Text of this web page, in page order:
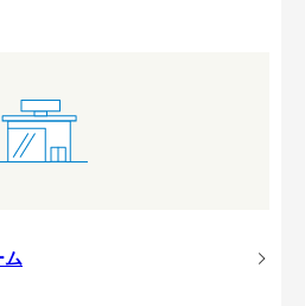
ム